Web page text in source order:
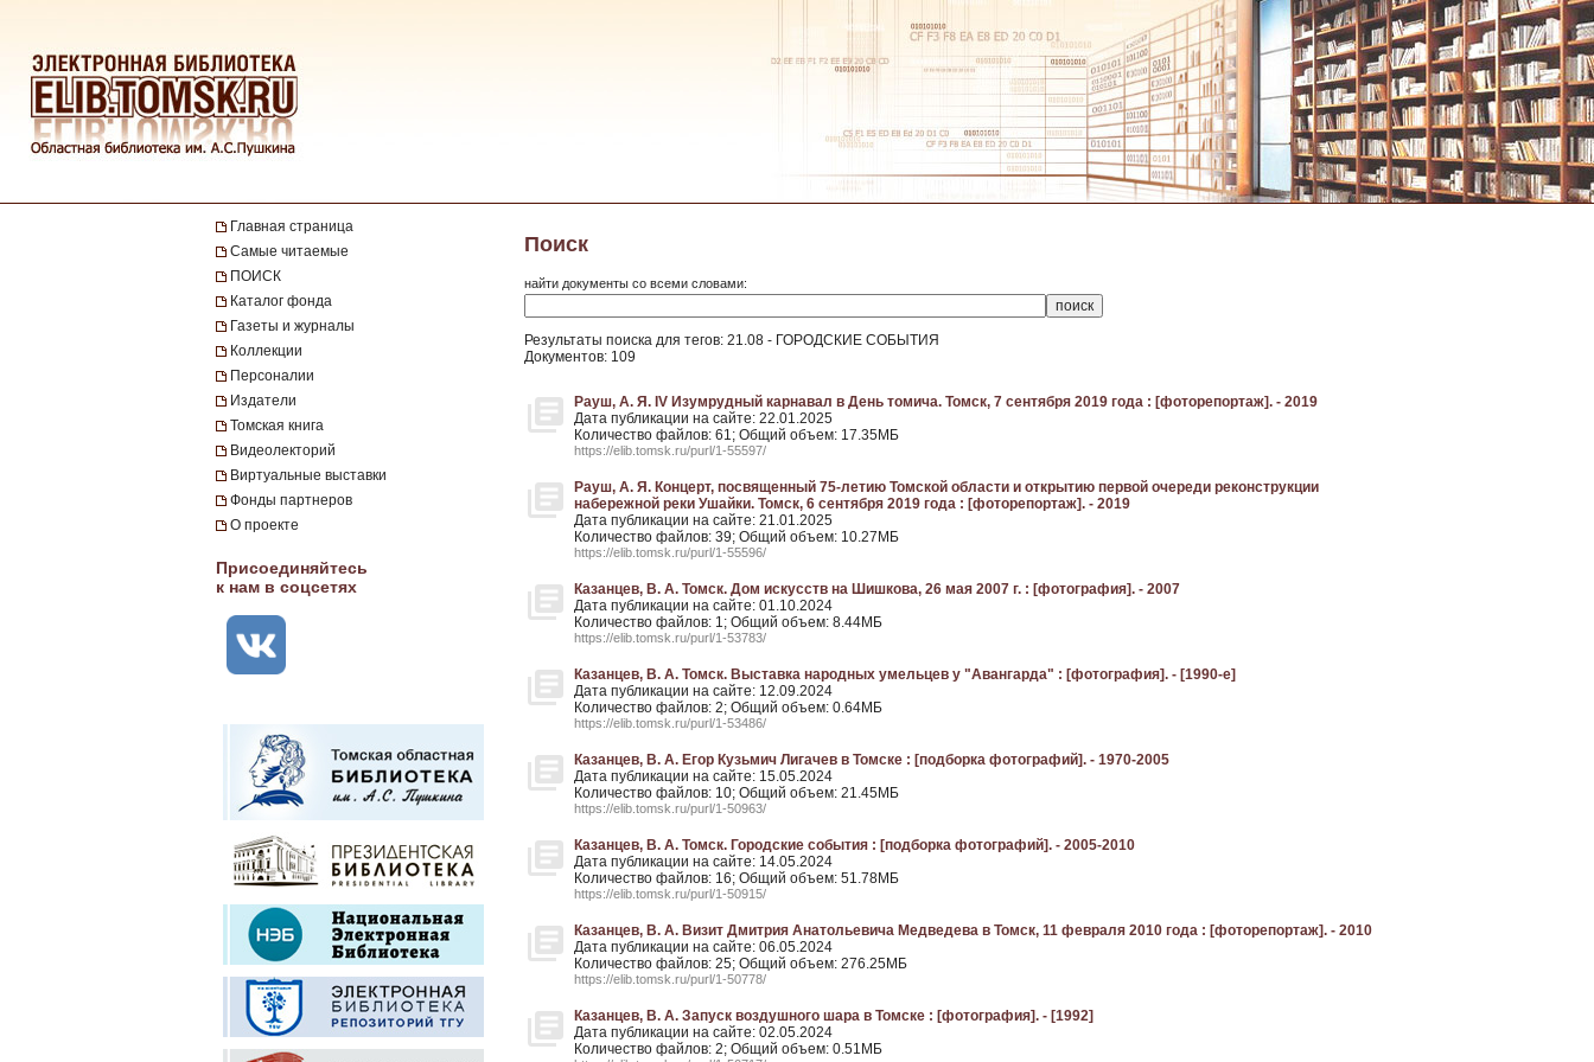
Главная страница
Самые читаемые
ПОИСК
Каталог фонда
Газеты и журналы
Коллекции
Персоналии
Издатели
Томская книга
Видеолекторий
Виртуальные выставки
Фонды партнеров
О проекте
Присоединяйтесь
к нам в соцсетях
Поиск
найти документы со всеми словами:
Результаты поиска для тегов: 21.08 - ГОРОДСКИЕ СОБЫТИЯ
Документов: 109
Рауш, А. Я. IV Изумрудный карнавал в День томича. Томск, 7 сентября 2019 года : [фоторепортаж]. - 2019
Дата публикации на сайте: 22.01.2025
Количество файлов: 61; Общий объем: 17.35МБ
https://elib.tomsk.ru/purl/1-55597/
Рауш, А. Я. Концерт, посвященный 75-летию Томской области и открытию первой очереди реконструкции
набережной реки Ушайки. Томск, 6 сентября 2019 года : [фоторепортаж]. - 2019
Дата публикации на сайте: 21.01.2025
Количество файлов: 39; Общий объем: 10.27МБ
https://elib.tomsk.ru/purl/1-55596/
Казанцев, В. А. Томск. Дом искусств на Шишкова, 26 мая 2007 г. : [фотография]. - 2007
Дата публикации на сайте: 01.10.2024
Количество файлов: 1; Общий объем: 8.44МБ
https://elib.tomsk.ru/purl/1-53783/
Казанцев, В. А. Томск. Выставка народных умельцев у "Авангарда" : [фотография]. - [1990-е]
Дата публикации на сайте: 12.09.2024
Количество файлов: 2; Общий объем: 0.64МБ
https://elib.tomsk.ru/purl/1-53486/
Казанцев, В. А. Егор Кузьмич Лигачев в Томске : [подборка фотографий]. - 1970-2005
Дата публикации на сайте: 15.05.2024
Количество файлов: 10; Общий объем: 21.45МБ
https://elib.tomsk.ru/purl/1-50963/
Казанцев, В. А. Томск. Городские события : [подборка фотографий]. - 2005-2010
Дата публикации на сайте: 14.05.2024
Количество файлов: 16; Общий объем: 51.78МБ
https://elib.tomsk.ru/purl/1-50915/
Казанцев, В. А. Визит Дмитрия Анатольевича Медведева в Томск, 11 февраля 2010 года : [фоторепортаж]. - 2010
Дата публикации на сайте: 06.05.2024
Количество файлов: 25; Общий объем: 276.25МБ
https://elib.tomsk.ru/purl/1-50778/
Казанцев, В. А. Запуск воздушного шара в Томске : [фотография]. - [1992]
Дата публикации на сайте: 02.05.2024
Количество файлов: 2; Общий объем: 0.51МБ